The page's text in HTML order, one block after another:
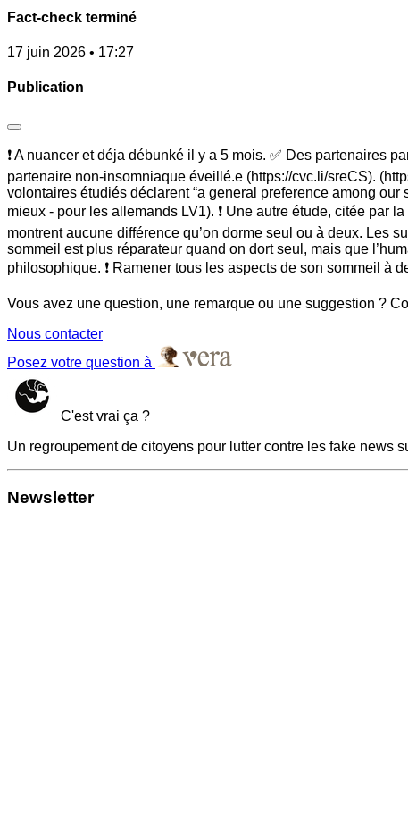
Fact-check terminé
17 juin 2026 • 17:27
Publication
❗ A nuancer et déja débunké il y a 5 mois. ✅ Des partenaires
partenaire non-insomniaque éveillé.e (https://cvc.li/sreCS).
volontaires étudiés déclarent “a general preference among
mieux - pour les allemands LV1). ❗ Une autre étude, citée par
montrent aucune différence qu’on dorme seul ou à deux. Les
sommeil est plus réparateur quand on dort seul, mais que
philosophique. ❗ Ramener tous les aspects de son sommeil à
Vous avez une question, une remarque ou une suggestion ?
Nous contacter
Posez votre question à
C'est vrai ça ?
Un regroupement de citoyens pour lutter contre les fake news
Newsletter